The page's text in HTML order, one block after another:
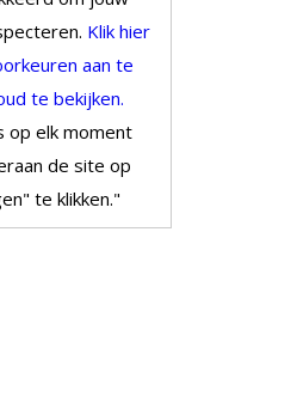
Klik hier
aan te
te bekijken.
op elk moment
de site op
te klikken."